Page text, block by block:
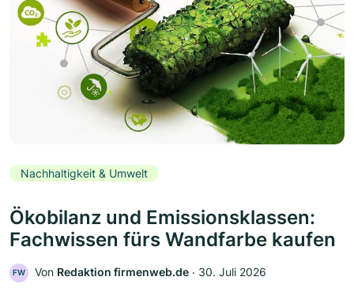
Nachhaltigkeit & Umwelt
Ökobilanz und Emissionsklassen:
Fachwissen fürs Wandfarbe kaufen
FW Von Redaktion firmenweb.de ‧ 30. Juli 2026